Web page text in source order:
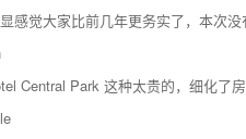
感觉大家比前几年更务实了，本次
Central Park 这种太贵的，细化了